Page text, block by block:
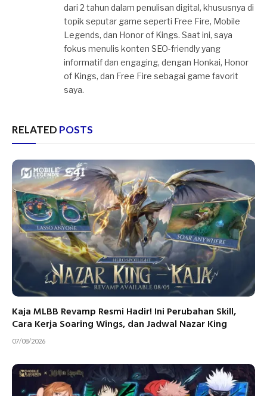
dari 2 tahun dalam penulisan digital, khususnya di
topik seputar game seperti Free Fire, Mobile
Legends, dan Honor of Kings. Saat ini, saya
fokus menulis konten SEO-friendly yang
informatif dan engaging, dengan Honkai, Honor
of Kings, dan Free Fire sebagai game favorit
saya.
RELATED POSTS
Kaja MLBB Revamp Resmi Hadir! Ini Perubahan Skill,
Cara Kerja Soaring Wings, dan Jadwal Nazar King
07/08/2026